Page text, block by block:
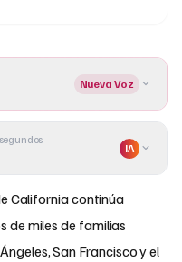
Nueva Voz
IA
California continúa
de miles de familias
San Francisco y el